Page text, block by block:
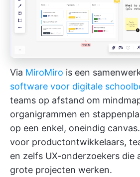
Via MiroMiro is een
software voor digitale
teams op afstand om
organigrammen en
op een enkel, oneindig
voor productontwikkelaars,
en zelfs UX-onderzoekers die
grote projecten werken.